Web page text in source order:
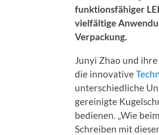
funktionsfähiger
vielfältige
Verpackung.
Junyi Zhao und
die innovative
unterschiedliche
gereinigte
bedienen. „Wie
Schreiben mit